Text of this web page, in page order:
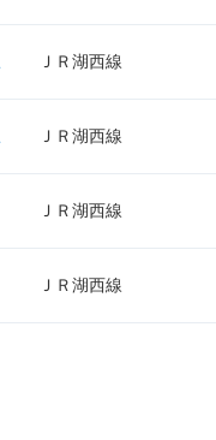
ＪＲ湖西線
ＪＲ湖西線
ＪＲ湖西線
ＪＲ湖西線